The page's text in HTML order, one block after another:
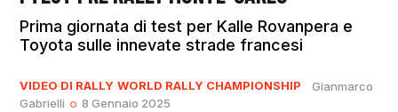
Prima giornata di test per Kalle Rovanpera e
Toyota sulle innevate strade francesi
VIDEO DI RALLY WORLD RALLY CHAMPIONSHIP
Gianmarco
Gabrielli
8 Gennaio 2025